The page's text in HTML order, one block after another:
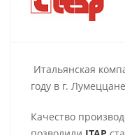
Итальянская
году в г.
Качество